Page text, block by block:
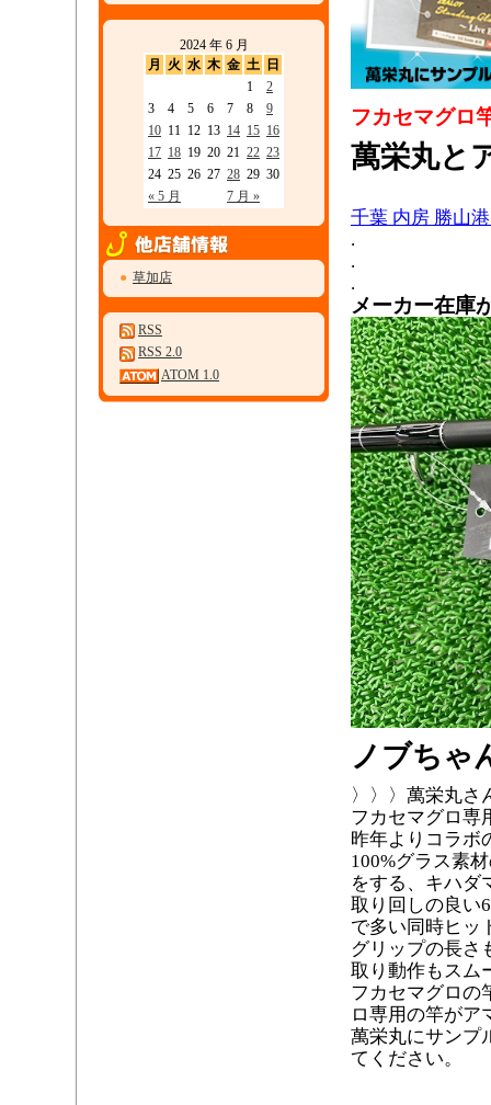
2024 年 6 月
月
火 水 木 金 土 日
« 5 月 7 月 »
1
2
3
4 5 6 7 8
9
10 11 12 13 14 15 16
17 18 19 20 21 22 23
24 25 26 27 28 29 30
● 草加店
RSS
RSS 2.0
ATOM 1.0
フカセマグロ
萬栄丸と
千葉 内房 勝山
.
.
.
メーカー在庫
ノブちゃ
〉〉〉萬栄丸さ
フカセマグロ専
昨年よりコラボ
100%グラス素
をする、キハダ
取り回しの良い
で多い同時ヒッ
グリップの長さ
取り動作もスム
フカセマグロの
ロ専用の竿がア
萬栄丸にサンプ
てください。